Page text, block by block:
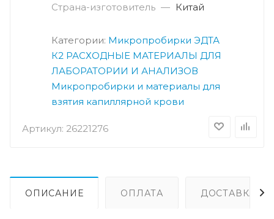
Артикул: 26221276
Страна-изготовитель — Китай
Категории: Микропробирки ЭДТА
К2 РАСХОДНЫЕ МАТЕРИАЛЫ ДЛЯ
ЛАБОРАТОРИИ И АНАЛИЗОВ
Микропробирки и материалы для
взятия капиллярной крови
ОПИСАНИЕ ОПЛАТА ДОСТАВКА